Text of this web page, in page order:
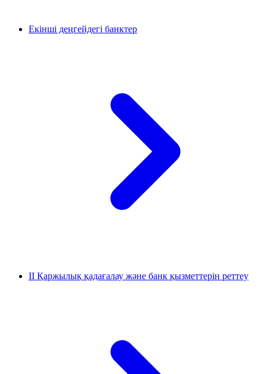
Екінші деңгейдегі банктер
II Қаржылық қадағалау және банк қызметтерін реттеу